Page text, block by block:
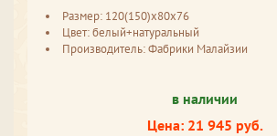
Размер: 120(150)х80х76
Цвет: белый+натуральный
Производитель: Фабрики Малайзии
в наличии
Цена: 21 945 руб.